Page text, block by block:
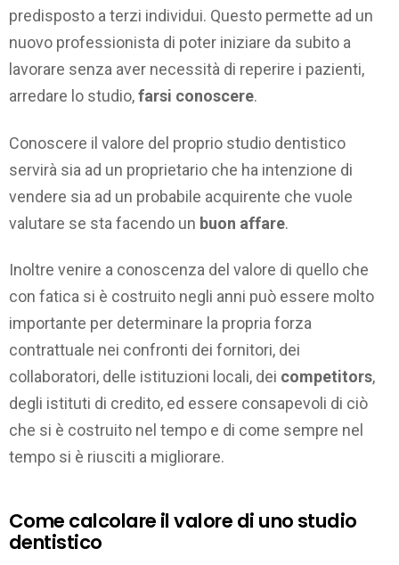
predisposto a terzi individui. Questo permette ad un
nuovo professionista di poter iniziare da subito a
lavorare senza aver necessità di reperire i pazienti,
arredare lo studio,farsi conoscere.
Conoscere il valore del proprio studio dentistico
servirà sia ad un proprietario che ha intenzione di
vendere sia ad un probabile acquirente che vuole
valutare se sta facendo un buon affare.
Inoltre venire a conoscenza del valore di quello che
con fatica si è costruito negli anni può essere molto
importante per determinare la propria forza
contrattuale nei confronti dei fornitori, dei
collaboratori, delle istituzioni locali, dei competitors,
degli istituti di credito, ed essere consapevoli di ciò
che si è costruito nel tempo e di come sempre nel
tempo si è riusciti a migliorare.
Come calcolare il valore di uno studio
dentistico